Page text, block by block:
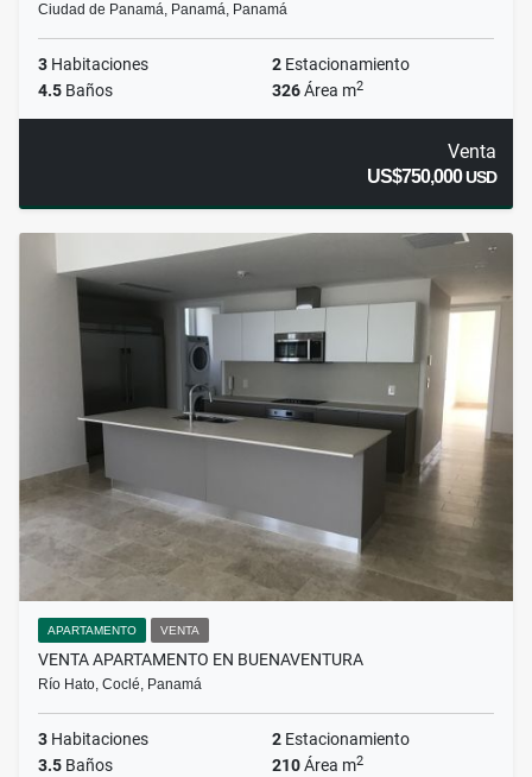
Ciudad de Panamá, Panamá, Panamá
3 Habitaciones 2 Estacionamiento
4.5 Baños 326Área m2
Venta
US$750,000USD
APARTAMENTO VENTA
VENTA APARTAMENTO EN BUENAVENTURA
Río Hato, Coclé, Panamá
3 Habitaciones 2 Estacionamiento
3.5 Baños 210Área m2